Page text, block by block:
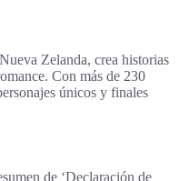
Zelanda, crea historias
Con más de 230
únicos y finales
de ‘Declaración de